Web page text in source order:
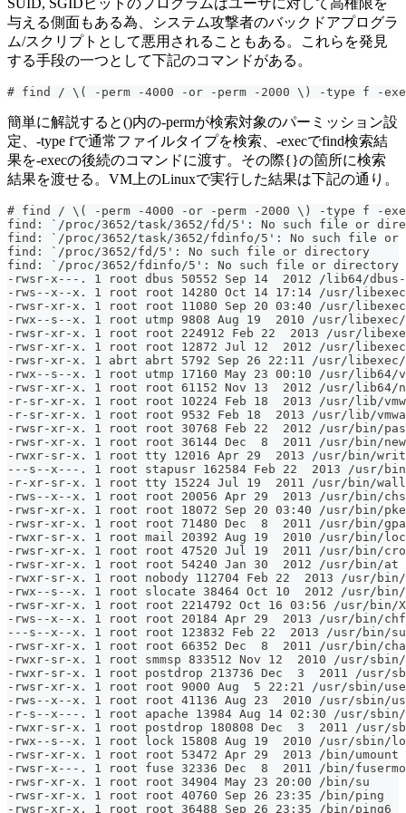
SUID, SGIDビットのプログラムはユーザに対して高権限を
与える側面もある為、システム攻撃者のバックドアプログラ
ム/スクリプトとして悪用されることもある。これらを発見
する手段の一つとして下記のコマンドがある。
# find / \( -perm -4000 -or -perm -2000 \) -type f -
簡単に解説すると()内の-permが検索対象のパーミッション設
定、-type fで通常ファイルタイプを検索、-execでfind検索結
果を-execの後続のコマンドに渡す。その際{}の箇所に検索
結果を渡せる。VM上のLinuxで実行した結果は下記の通り。
# find / \( -perm -4000 -or -perm -2000 \) -type f -
find: `/proc/3652/task/3652/fd/5': No such file or
find: `/proc/3652/task/3652/fdinfo/5': No such file or
find: `/proc/3652/fd/5': No such file or directory
find: `/proc/3652/fdinfo/5': No such file or directory
-rwsr-x---. 1 root dbus 50552 Sep 14  2012 /lib64/dbus-
-rws--x--x. 1 root root 14280 Oct 14 17:14 /usr/libexec/
-rwsr-xr-x. 1 root root 11080 Sep 20 03:40 /usr/
-rwx--s--x. 1 root utmp 9808 Aug 19  2010 /usr/libexec/
-rwsr-xr-x. 1 root root 224912 Feb 22  2013 /usr/
-rwsr-xr-x. 1 root root 12872 Jul 12  2012 /usr/
-rwsr-xr-x. 1 abrt abrt 5792 Sep 26 22:11 /usr/
-rwx--s--x. 1 root utmp 17160 May 23 00:10 /usr/lib64/
-rwsr-xr-x. 1 root root 61152 Nov 13  2012 /usr/lib64/
-r-sr-xr-x. 1 root root 10224 Feb 18  2013 /usr/lib/
-r-sr-xr-x. 1 root root 9532 Feb 18  2013 /usr/lib/
-rwsr-xr-x. 1 root root 30768 Feb 22  2012 /usr/bin/
-rwsr-xr-x. 1 root root 36144 Dec  8  2011 /usr/bin/
-rwxr-sr-x. 1 root tty 12016 Apr 29  2013 /usr/bin/
---s--x---. 1 root stapusr 162584 Feb 22  2013 /usr/
-r-xr-sr-x. 1 root tty 15224 Jul 19  2011 /usr/bin/wall
-rws--x--x. 1 root root 20056 Apr 29  2013 /usr/bin/
-rwsr-xr-x. 1 root root 18072 Sep 20 03:40 /usr/bin/
-rwsr-xr-x. 1 root root 71480 Dec  8  2011 /usr/bin/
-rwxr-sr-x. 1 root mail 20392 Aug 19  2010 /usr/bin/
-rwsr-xr-x. 1 root root 47520 Jul 19  2011 /usr/bin/
-rwsr-xr-x. 1 root root 54240 Jan 30  2012 /usr/bin/at
-rwxr-sr-x. 1 root nobody 112704 Feb 22  2013 /usr/bin/
-rwx--s--x. 1 root slocate 38464 Oct 10  2012 /usr/
-rwsr-xr-x. 1 root root 2214792 Oct 16 03:56 /usr/bin/
-rws--x--x. 1 root root 20184 Apr 29  2013 /usr/bin/
---s--x--x. 1 root root 123832 Feb 22  2013 /usr/bin/
-rwsr-xr-x. 1 root root 66352 Dec  8  2011 /usr/bin/
-rwxr-sr-x. 1 root smmsp 833512 Nov 12  2010 /usr/sbin/
-rwxr-sr-x. 1 root postdrop 213736 Dec  3  2011 /usr/
-rwsr-xr-x. 1 root root 9000 Aug  5 22:21 /usr/sbin/
-rws--x--x. 1 root root 41136 Aug 23  2010 /usr/sbin/
-r-s--x---. 1 root apache 13984 Aug 14 02:30 /usr/sbin/
-rwxr-sr-x. 1 root postdrop 180808 Dec  3  2011 /usr/
-rwx--s--x. 1 root lock 15808 Aug 19  2010 /usr/sbin/
-rwsr-xr-x. 1 root root 53472 Apr 29  2013 /bin/umount
-rwsr-x---. 1 root fuse 32336 Dec  8  2011 /bin/
-rwsr-xr-x. 1 root root 34904 May 23 20:00 /bin/su
-rwsr-xr-x. 1 root root 40760 Sep 26 23:35 /bin/ping
-rwsr-xr-x. 1 root root 36488 Sep 26 23:35 /bin/ping6